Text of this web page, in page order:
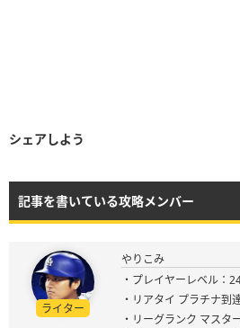
シェアしよう
記事を書いている攻略メンバー
ライター
やりこみ
・プレイヤーレベル：
・リアタイ プラチナ到
・リーグランク マスタ